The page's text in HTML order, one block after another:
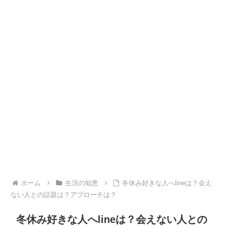
ホーム 生活の知恵
冬休み好きな人へlineは？会え
ない人との話題は？アプローチは？
冬休み好きな人へlineは？会えない人との